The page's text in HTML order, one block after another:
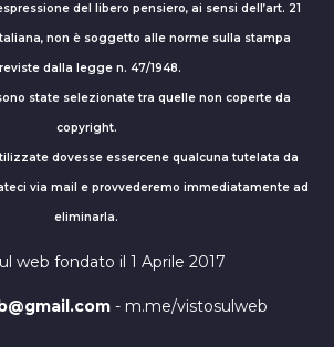
del libero pensiero, ai sensi dell’art. 21
non è soggetto alle norme sulla stampa
dalla legge n. 47/1948.
state selezionate tra quelle non coperte da
copyright.
dovesse essercene qualcuna tutelata da
via mail e provvederemo immediatamente ad
eliminarla.
web fondato il 1 Aprile 2017
- m.me/vistosulweb